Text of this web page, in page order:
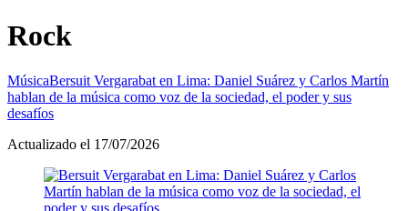
Rock
MúsicaBersuit Vergarabat en Lima: Daniel Suárez y Carlos Martín
hablan de la música como voz de la sociedad, el poder y sus
desafíos
Actualizado el 17/07/2026